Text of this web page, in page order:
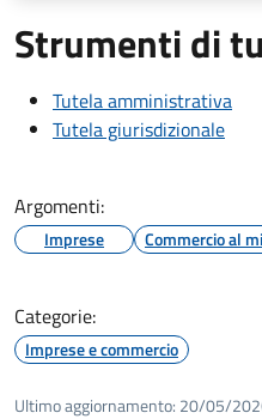
Strumenti di
Tutela amministrativa
Tutela giurisdizionale
Argomenti:
Imprese Commercio al
Categorie:
Imprese e commercio
Ultimo aggiornamento: 20/05/